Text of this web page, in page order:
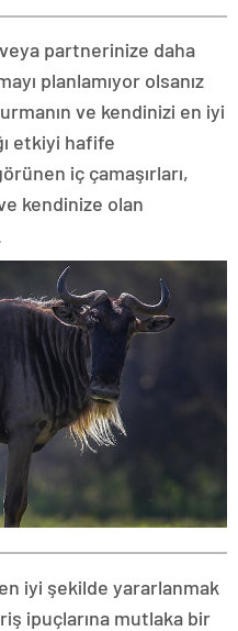
veya partnerinize daha
planlamıyor olsanız
ve kendinizi en iyi
etkiyi hafife
iç çamaşırları,
kendinize olan
iyi şekilde yararlanmak
ipuçlarına mutlaka bir